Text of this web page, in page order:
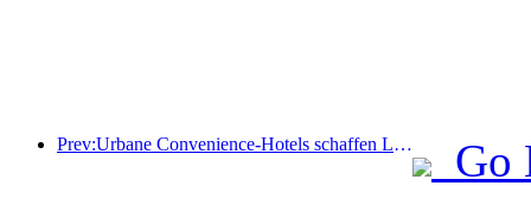
Prev:Urbane Convenience-Hotels schaffen Leistungsmaßstäbe und fördern die Branchenentwicklung
Go